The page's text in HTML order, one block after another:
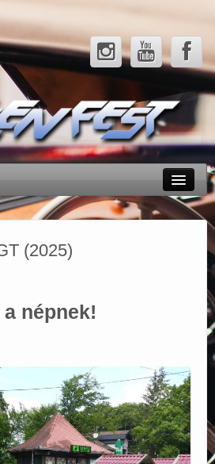
(2025)
népnek!